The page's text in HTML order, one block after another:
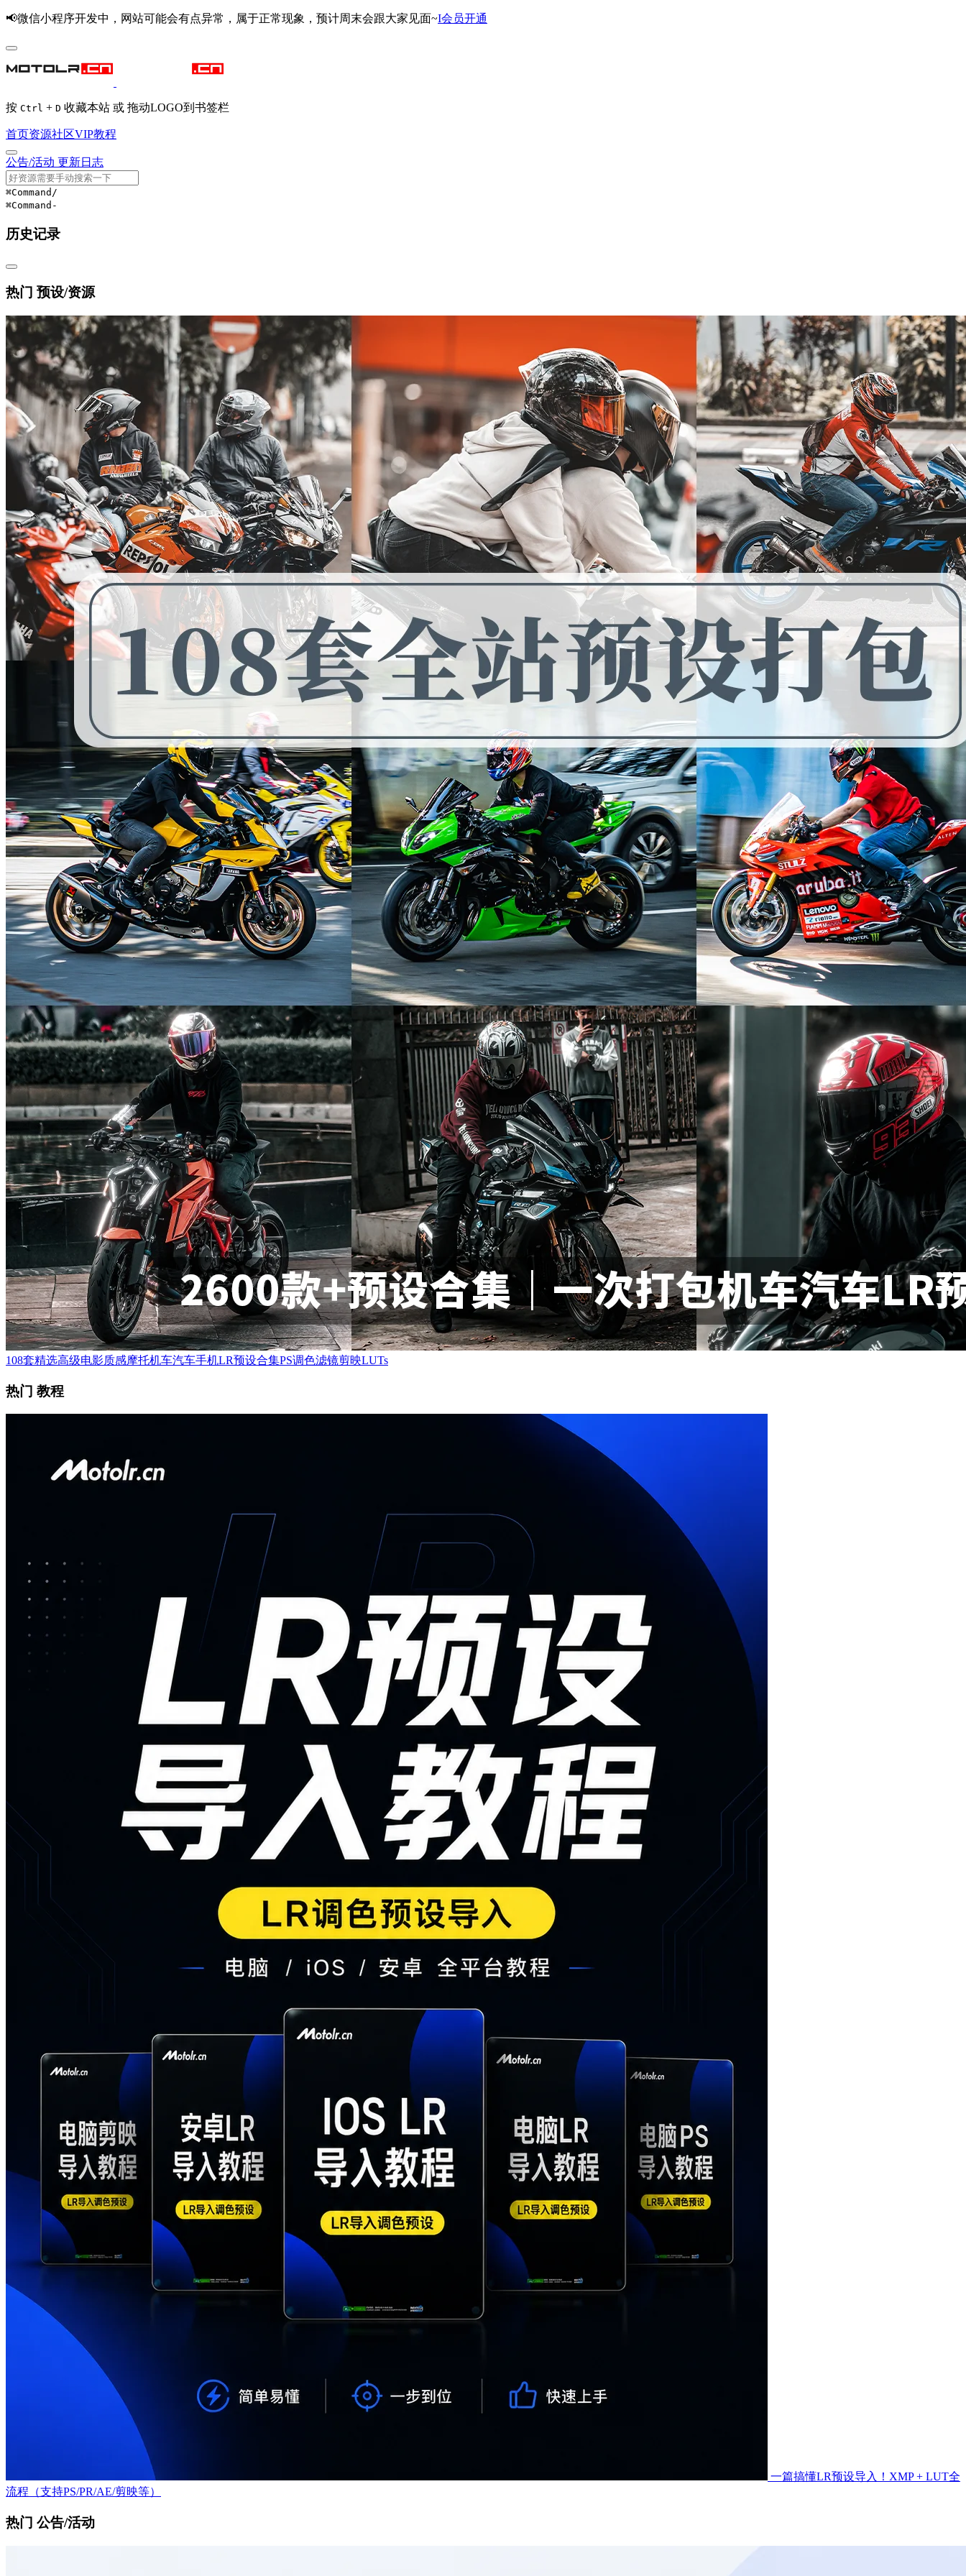
📢微信小程序开发中，网站可能会有点异常，属于正常现象，预计周末会跟大家见面~I会员开通
按 Ctrl + D 收藏本站 或 拖动LOGO到书签栏
首页资源社区VIP教程
公告/活动 更新日志
⌘Command /
⌘Command -
历史记录
热门 预设/资源
108套精选高级电影质感摩托机车汽车手机LR预设合集PS调色滤镜剪映LUTs
热门 教程
一篇搞懂LR预设导入！XMP + LUT全
流程（支持PS/PR/AE/剪映等）
热门 公告/活动